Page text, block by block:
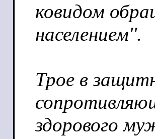
ковидом
населением''.
Трое в
здорового